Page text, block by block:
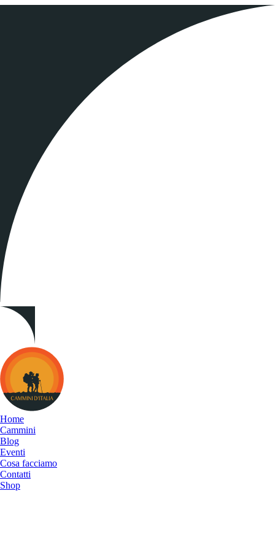
Cammini
d&#039;Italia
Home
Cammini
Blog
Eventi
Cosa facciamo
Contatti
Shop